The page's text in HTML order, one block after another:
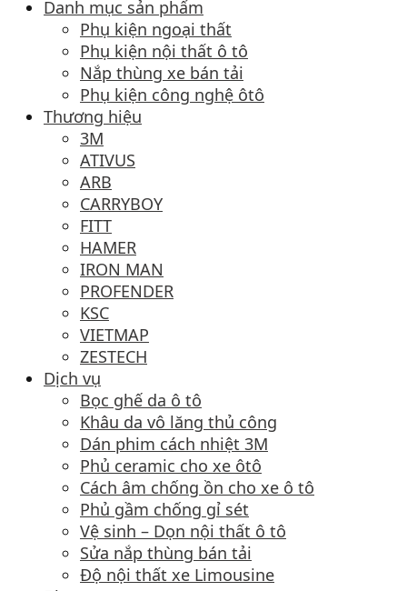
Danh mục sản phẩm
Phụ kiện ngoại thất
Phụ kiện nội thất ô tô
Nắp thùng xe bán tải
Phụ kiện công nghệ ôtô
Thương hiệu
3M
ATIVUS
ARB
CARRYBOY
FITT
HAMER
IRON MAN
PROFENDER
KSC
VIETMAP
ZESTECH
Dịch vụ
Bọc ghế da ô tô
Khâu da vô lăng thủ công
Dán phim cách nhiệt 3M
Phủ ceramic cho xe ôtô
Cách âm chống ồn cho xe ô tô
Phủ gầm chống gỉ sét
Vệ sinh – Dọn nội thất ô tô
Sửa nắp thùng bán tải
Độ nội thất xe Limousine